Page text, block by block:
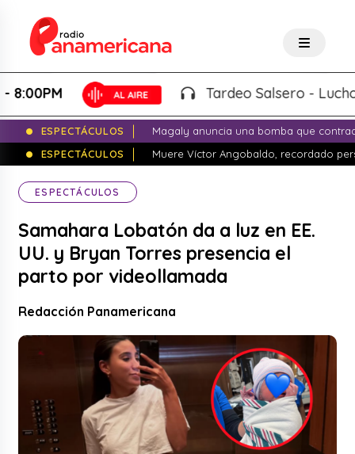
Tardeo Salsero - Lucho Micky |
ESPECTÁCULOS
Magaly anuncia una bomba que
ESPECTÁCULOS
Muere Víctor Angobaldo, recordado
ESPECTÁCULOS
Samahara Lobatón da a luz en EE.
UU. y Bryan Torres presencia el
parto por videollamada
Redacción Panamericana